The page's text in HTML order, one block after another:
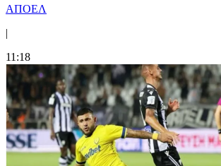
ΑΠΟΕΛ
|
11:18